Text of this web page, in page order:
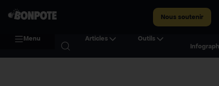
Nous soutenir
Menu Articles
Outils